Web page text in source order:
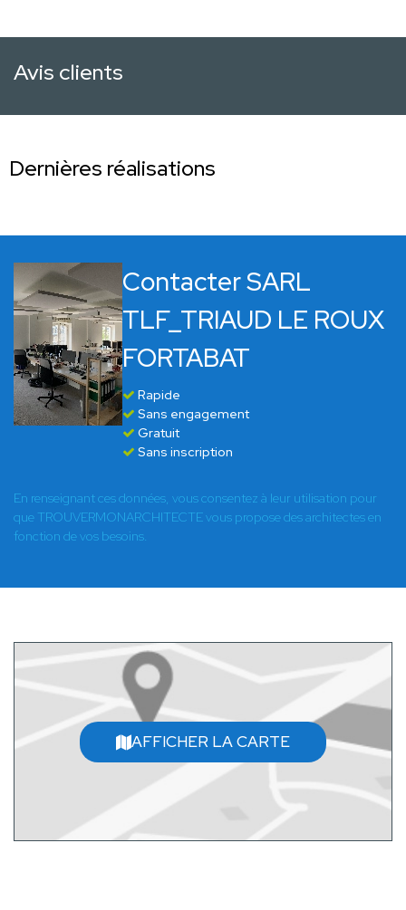
Avis clients
Dernières réalisations
Contacter SARL
TLF_TRIAUD LE ROUX
FORTABAT
Rapide
Sans engagement
Gratuit
Sans inscription
En renseignant ces données, vous consentez à leur utilisation pour
que TROUVERMONARCHITECTE vous propose des architectes en
fonction de vos besoins.
AFFICHER LA CARTE